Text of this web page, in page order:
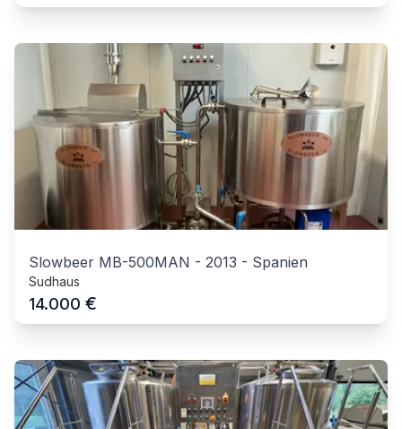
Slowbeer MB-500MAN - 2013 - Spanien
Sudhaus
14.000 €